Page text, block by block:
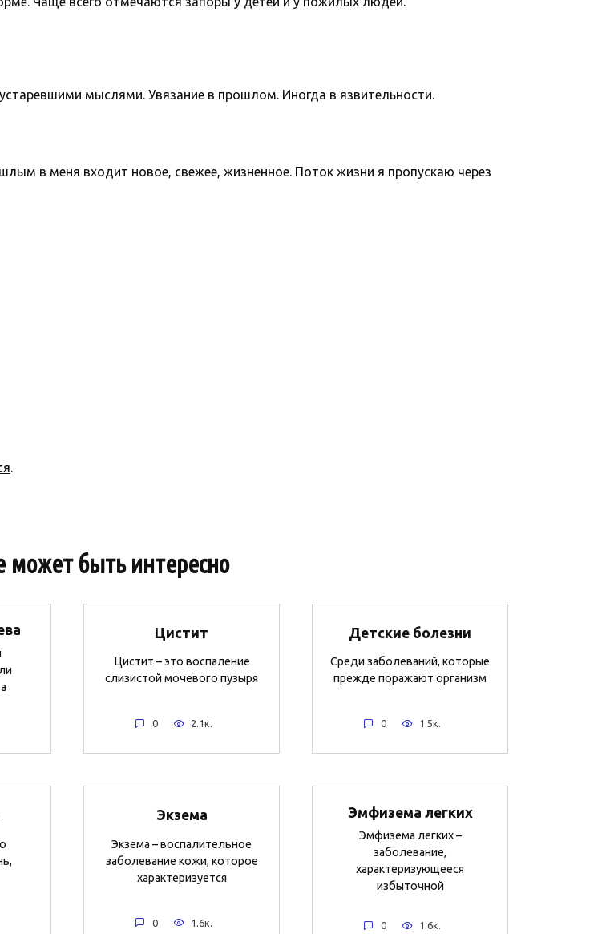
мыслями. Увязание в прошлом. Иногда в язвительности.
в меня входит новое, свежее, жизненное. Поток жизни я пропускаю через
.
может быть интересно
Цистит
Цистит – это воспаление
слизистой мочевого пузыря
0 2.1к.
Детские болезни
Среди заболеваний, которые
прежде поражают организм
0 1.5к.
Экзема
Экзема – воспалительное
заболевание кожи, которое
характеризуется
0 1.6к.
Эмфизема легких
Эмфизема легких –
заболевание,
характеризующееся
избыточной
0 1.6к.